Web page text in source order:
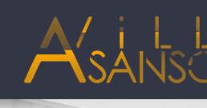
content